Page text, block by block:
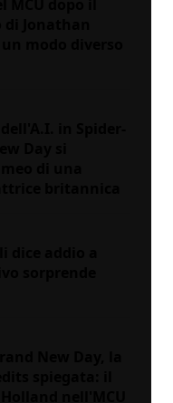
dopo il
Jonathan
in Spider-
Day si
dice addio a
sorprende
New Day, la
spiegata: il